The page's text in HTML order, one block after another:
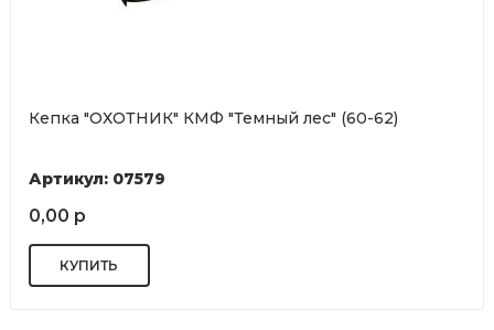
Кепка "ОХОТНИК" КМФ "Темный лес" (60-62)
Артикул: 07579
0,00 р